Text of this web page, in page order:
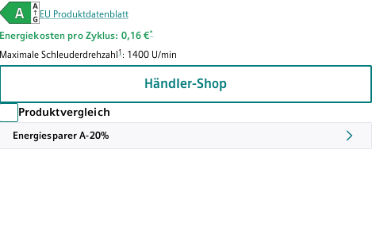
EU Produktdatenblatt
Energiekosten pro Zyklus: 0,16 €Fußnote *: Schätzung basierend auf durchschnittlichem
*
Maximale SchleuderdrehzahlFußnote 1: Die maximale Schleuderdrehzahl wird im Fall von Wäscheunwuchten
1: 1400 U/min
Händler-Shop
Produktvergleich
Energiesparer A-20%